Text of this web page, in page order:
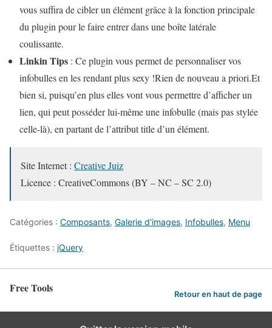
vous suffira de cibler un élément grâce à la fonction principale
du plugin pour le faire entrer dans une boîte latérale
coulissante.
Linkin Tips : Ce plugin vous permet de personnaliser vos
infobulles en les rendant plus sexy !Rien de nouveau a priori.Et
bien si, puisqu’en plus elles vont vous permettre d’afficher un
lien, qui peut posséder lui-même une infobulle (mais pas stylée
celle-là), en partant de l’attribut title d’un élément.
Site Internet : Creative Juiz
Licence : CreativeCommons (BY – NC – SC 2.0)
Catégories : Composants, Galerie d'images, Infobulles, Menu
Étiquettes : jQuery
Free Tools Retour en haut de page